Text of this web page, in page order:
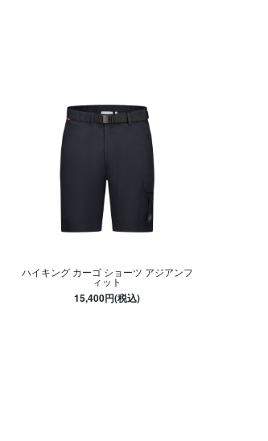
ハイキング カーゴ ショーツ アジアンフ
ィット
15,400円(税込)